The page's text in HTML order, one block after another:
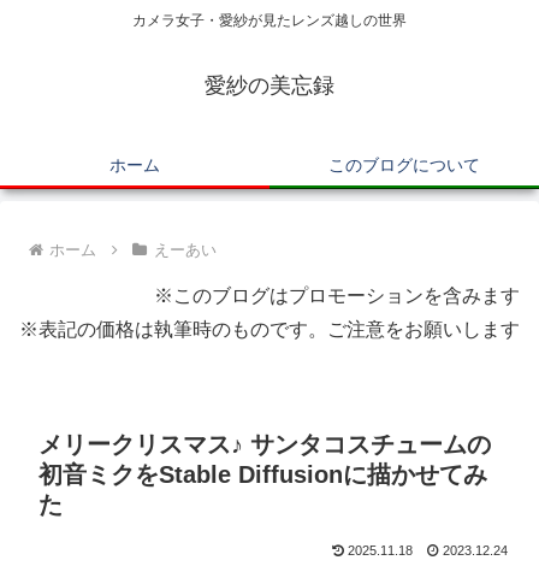
カメラ女子・愛紗が見たレンズ越しの世界
愛紗の美忘録
ホーム このブログについて
ホーム えーあい
※このブログはプロモーションを含みます
※表記の価格は執筆時のものです。ご注意をお願いします
メリークリスマス♪ サンタコスチュームの
初音ミクをStable Diffusionに描かせてみ
た
2025.11.18 2023.12.24